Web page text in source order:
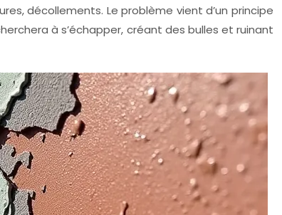
décollements. Le problème vient d’un principe
à s’échapper, créant des bulles et ruinant